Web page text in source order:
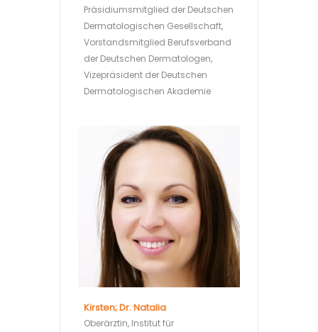
Präsidiumsmitglied der Deutschen
Dermatologischen Gesellschaft,
Vorstandsmitglied Berufsverband
der Deutschen Dermatologen,
Vizepräsident der Deutschen
Dermatologischen Akademie
Kirsten; Dr. Natalia
Oberärztin, Institut für